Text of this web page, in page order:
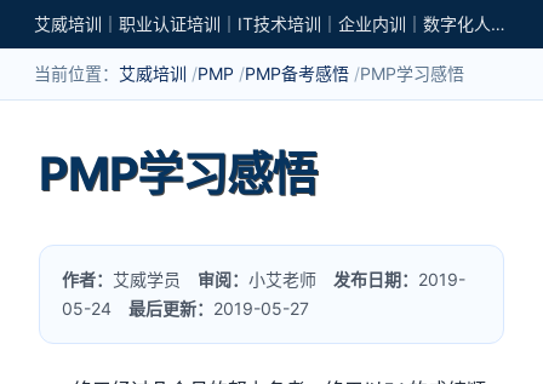
艾威培训｜职业认证培训｜IT技术培训｜企业内训｜数字化人才培养
当前位置： 艾威培训 PMP PMP备考感悟 PMP学习感悟
PMP学习感悟
作者： 艾威学员 审阅：小艾老师 发布日期： 2019-
05-24最后更新： 2019-05-27